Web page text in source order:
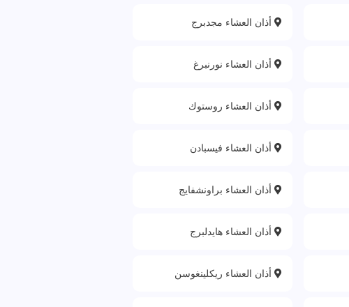
أذان العشاء مجدبرج
أذان العشاء نورنبرغ
أذان العشاء روستوك
أذان العشاء فيسبادن
أذان العشاء براونشفايج
أذان العشاء هايدلبرج
أذان العشاء ريكلينغوسن